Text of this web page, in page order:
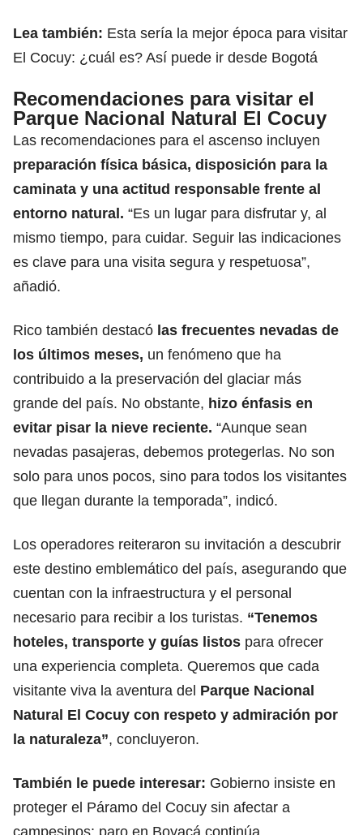
Lea también: Esta sería la mejor época para visitar
El Cocuy: ¿cuál es? Así puede ir desde Bogotá
Recomendaciones para visitar el
Parque Nacional Natural El Cocuy
Las recomendaciones para el ascenso incluyen
preparación física básica, disposición para la
caminata y una actitud responsable frente al
entorno natural. “Es un lugar para disfrutar y, al
mismo tiempo, para cuidar. Seguir las indicaciones
es clave para una visita segura y respetuosa”,
añadió.
Rico también destacó las frecuentes nevadas de
los últimos meses, un fenómeno que ha
contribuido a la preservación del glaciar más
grande del país. No obstante, hizo énfasis en
evitar pisar la nieve reciente. “Aunque sean
nevadas pasajeras, debemos protegerlas. No son
solo para unos pocos, sino para todos los visitantes
que llegan durante la temporada”, indicó.
Los operadores reiteraron su invitación a descubrir
este destino emblemático del país, asegurando que
cuentan con la infraestructura y el personal
necesario para recibir a los turistas. “Tenemos
hoteles, transporte y guías listos para ofrecer
una experiencia completa. Queremos que cada
visitante viva la aventura del Parque Nacional
Natural El Cocuy con respeto y admiración por
la naturaleza”, concluyeron.
También le puede interesar: Gobierno insiste en
proteger el Páramo del Cocuy sin afectar a
campesinos: paro en Boyacá continúa